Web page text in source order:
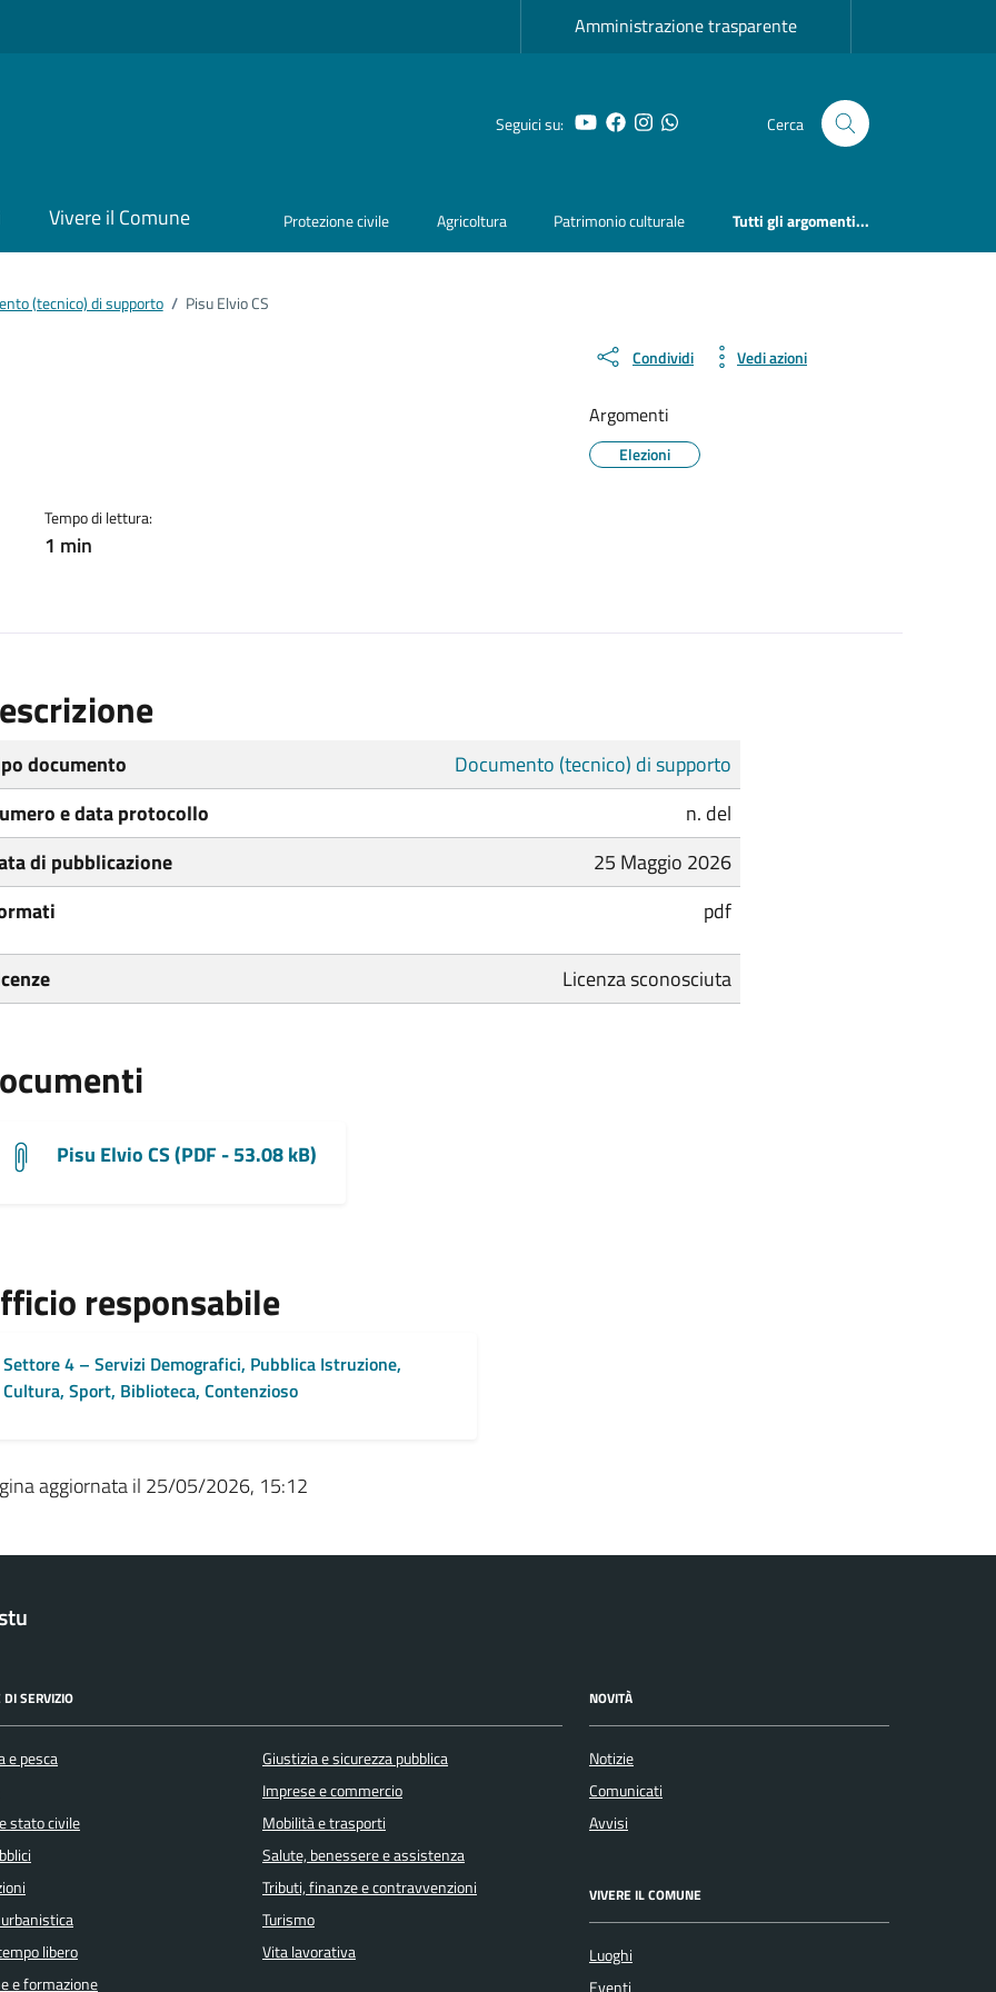
Amministrazione trasparente
Seguici su: YouTube
Facebook
Instagram
Whatsapp Cerca
Vivere il Comune Protezione civile Agricoltura Patrimonio culturale Tutti gli argomenti...
(tecnico) di supporto / Pisu Elvio CS
Tempo di lettura:
1 min
Condividi Vedi azioni
Argomenti
Elezioni
documento
Documento (tecnico) di supporto
e data protocollo
n. del
di pubblicazione
25 Maggio 2026
pdf
Licenza sconosciuta
Pisu Elvio CS (PDF - 53.08 kB)
responsabile
Settore 4 – Servizi Demografici, Pubblica Istruzione,
Cultura, Sport, Biblioteca, Contenzioso
aggiornata il 25/05/2026, 15:12
DI SERVIZIO
e pesca
stato civile
libero
e formazione
Giustizia e sicurezza pubblica
Imprese e commercio
Mobilità e trasporti
Salute, benessere e assistenza
Tributi, finanze e contravvenzioni
Turismo
Vita lavorativa
NOVITÀ
Notizie
Comunicati
Avvisi
VIVERE IL COMUNE
Luoghi